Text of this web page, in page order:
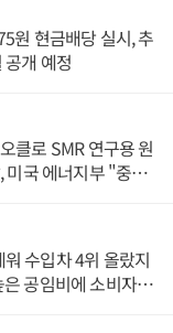
원 현금배당 실시, 추
개 예정
클로 SMR 연구용 원
미국 에너지부 "중요
수입차 4위 올랐지
공임비에 소비자